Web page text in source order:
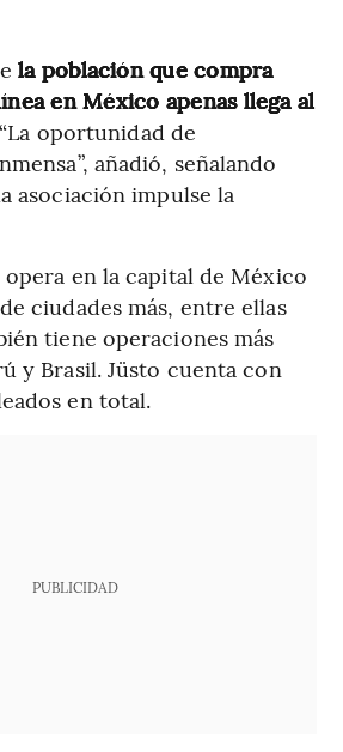
la población que compra
en México apenas llega al
oportunidad de
añadió, señalando
asociación impulse la
opera en la capital de México
ciudades más, entre ellas
tiene operaciones más
y Brasil. Jüsto cuenta con
en total.
PUBLICIDAD